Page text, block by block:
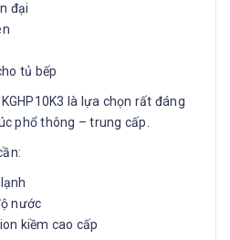
đại
tủ bếp
là lựa chọn rất đáng
phổ thông – trung cấp.
nước
kiềm cao cấp